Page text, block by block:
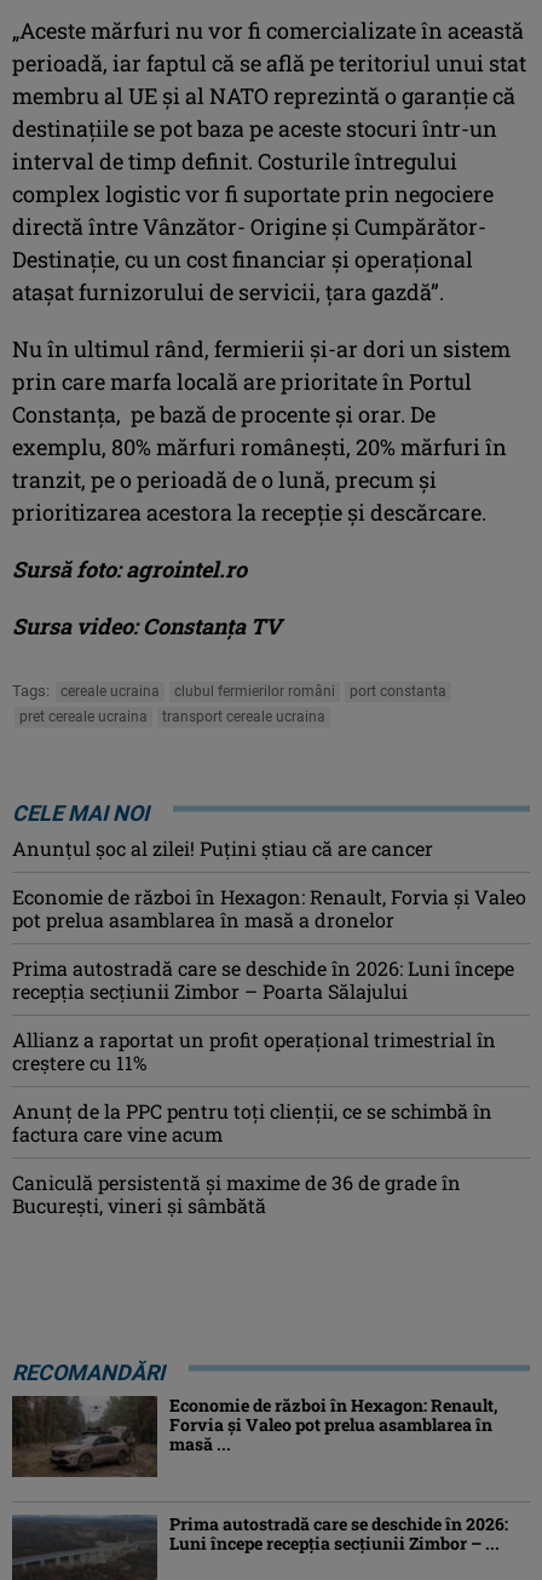
„Aceste mărfuri nu vor fi comercializate în această
perioadă, iar faptul că se află pe teritoriul unui stat
membru al UE și al NATO reprezintă o garanție că
destinațiile se pot baza pe aceste stocuri într-un
interval de timp definit. Costurile întregului
complex logistic vor fi suportate prin negociere
directă între Vânzător- Origine și Cumpărător-
Destinație, cu un cost financiar și operațional
atașat furnizorului de servicii, țara gazdă”.
Nu în ultimul rând, fermierii și-ar dori un sistem
prin care marfa locală are prioritate în Portul
Constanța, pe bază de procente și orar. De
exemplu, 80% mărfuri românești, 20% mărfuri în
tranzit, pe o perioadă de o lună, precum și
prioritizarea acestora la recepție și descărcare.
Sursă foto: agrointel.ro
Sursa video: Constanța TV
Tags: cereale ucraina clubul fermierilor români
port constanta
pret cereale ucraina
transport cereale ucraina
CELE MAI NOI
Anunţul şoc al zilei! Puţini ştiau că are cancer
Economie de război în Hexagon: Renault, Forvia și Valeo
pot prelua asamblarea în masă a dronelor
Prima autostradă care se deschide în 2026: Luni începe
recepția secțiunii Zimbor – Poarta Sălajului
Allianz a raportat un profit operaţional trimestrial în
creștere cu 11%
Anunț de la PPC pentru toți clienții, ce se schimbă în
factura care vine acum
Caniculă persistentă şi maxime de 36 de grade în
Bucureşti, vineri şi sâmbătă
RECOMANDĂRI
Economie de război în Hexagon: Renault,
Forvia și Valeo pot prelua asamblarea în
masă ...
Prima autostradă care se deschide în 2026:
Luni începe recepția secțiunii Zimbor – ...